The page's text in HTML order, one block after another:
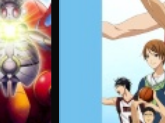
le soir . L'interface intuitive de Molotov
préférés en quelques clics.
et sans pub
gratuitement leurs séries préférées.
en accès gratuit avec publicité.
endroit: accédez aux chaînes ADN,